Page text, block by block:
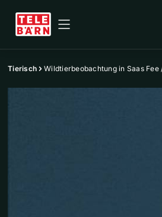
Tierisch Wildtierbeobachtung in Saas Fee